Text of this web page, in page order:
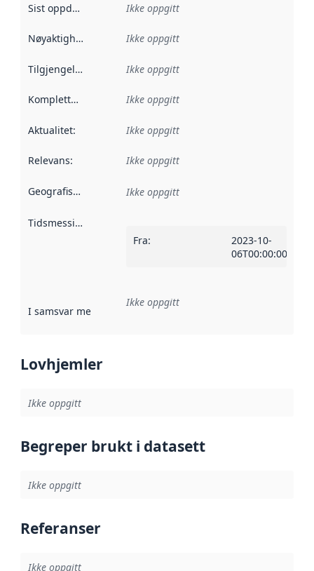
Sist oppdatert Ikke oppgitt
Nøyaktighet Ikke oppgitt
Tilgjengelighet Ikke oppgitt
Kompletthet Ikke oppgitt
Aktualitet: Ikke oppgitt
Relevans: Ikke oppgitt
Geografisk avgrensning :
Ikke oppgitt
Tidsmessig avgrensning
Fra:
2023-10-
06T00:00:00Z
I samsvar med Referanse til en implementasjonsregel
Ikke oppgitt
Lovhjemler
Ikke oppgitt
Begreper brukt i datasett
Ikke oppgitt
Referanser
Ikke oppgitt